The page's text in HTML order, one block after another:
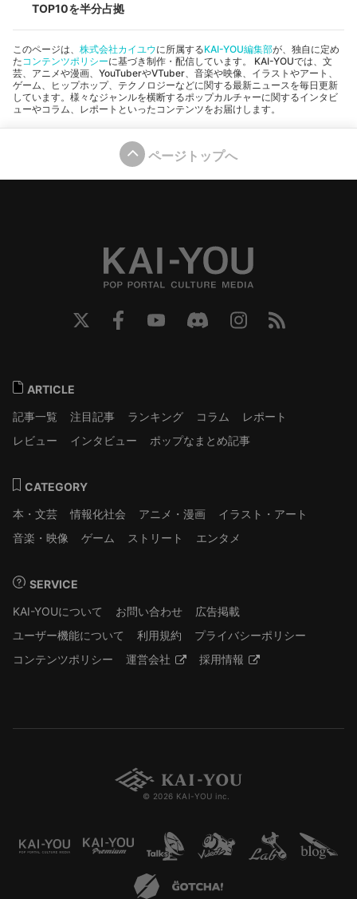
TOP10を半分占拠
このページは、 株式会社カイユウに所属するKAI-YOU編集部が、独自に定め
た コンテンツポリシーに基づき制作・配信しています。 KAI-YOUでは、文
芸、アニメや漫画、YouTuberやVTuber、音楽や映像、イラストやアート、
ゲーム、ヒップホップ、テクノロジーなどに関する最新ニュースを毎日更新
しています。様々なジャンルを横断するポップカルチャーに関するインタビ
ューやコラム、レポートといったコンテンツをお届けします。
ページトップへ
ARTICLE
記事一覧
注目記事 ランキング コラム
レポート
レビュー
インタビュー ポップなまとめ記事
CATEGORY
本・文芸
情報化社会 アニメ・漫画
イラスト・アート
音楽・映像
ゲーム ストリート エンタメ
SERVICE
KAI-YOUについて
お問い合わせ
広告掲載
ユーザー機能について
利用規約
プライバシーポリシー
コンテンツポリシー
運営会社 採用情報
© 2026 KAI-YOU inc.